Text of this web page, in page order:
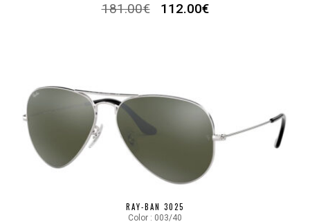
181.00€ 112.00€
RAY-BAN 3025
Color : 003/40